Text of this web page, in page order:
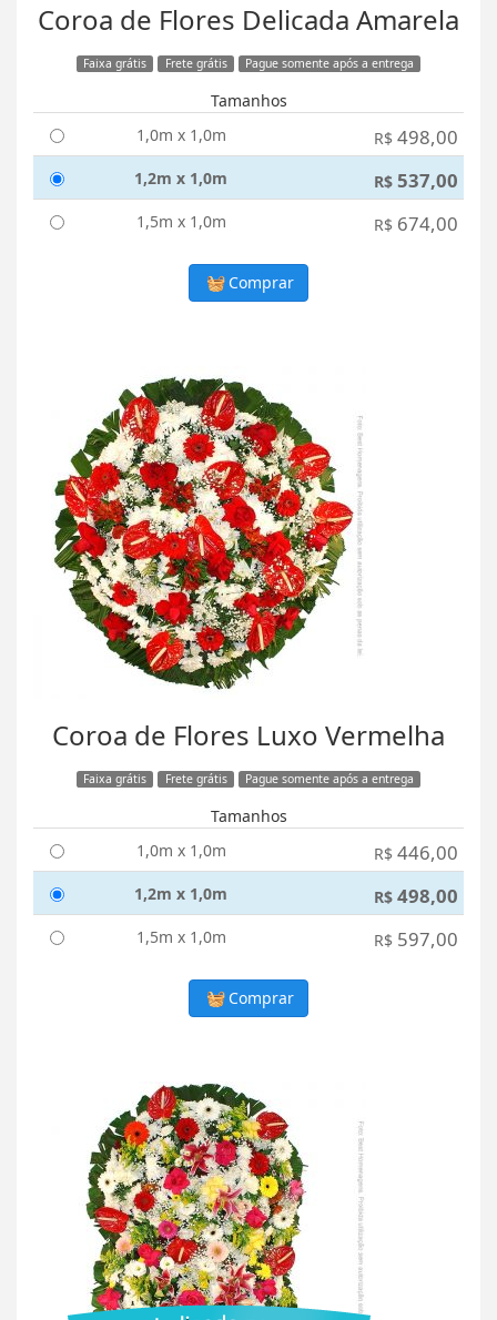
Coroa de Flores Delicada Amarela
Faixa grátis Frete grátis Pague somente após a entrega
Tamanhos
1,0m x 1,0m
R$ 498,00
1,2m x 1,0m R$ 537,00
1,5m x 1,0m R$ 674,00
Comprar
Coroa de Flores Luxo Vermelha
Faixa grátis Frete grátis Pague somente após a entrega
Tamanhos
1,0m x 1,0m
R$ 446,00
1,2m x 1,0m R$ 498,00
1,5m x 1,0m R$ 597,00
Comprar